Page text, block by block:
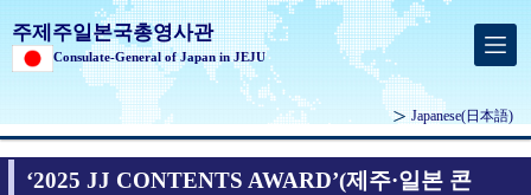
주제주일본국총영사관
Consulate-General of Japan in JEJU
Japanese(日本語)
‘2025 JJ CONTENTS AWARD’(제주·일본 콘